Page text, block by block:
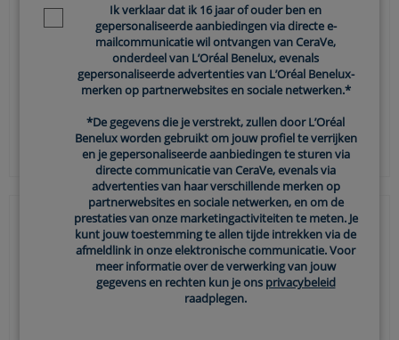
Hoe vaak SPF 50+ opnieuw aanbrengen
op het strand?
essentieel. Hoewel elke zonnebrand helpt, is SPF 50+
ideaal voor een hoge bescherming tegen UV-stralen…
Newsletter policyIk verklaar dat ik 16 jaar of ouder ben en
gepersonaliseerde aanbiedingen via directe e-
mailcommunicatie wil ontvangen van CeraVe,
onderdeel van L’Oréal Benelux, evenals
gepersonaliseerde advertenties van L’Oréal Benelux-
merken op partnerwebsites en sociale netwerken.*
*De gegevens die je verstrekt, zullen door L’Oréal
Benelux worden gebruikt om jouw profiel te verrijken
en je gepersonaliseerde aanbiedingen te sturen via
directe communicatie van CeraVe, evenals via
advertenties van haar verschillende merken op
partnerwebsites en sociale netwerken, en om de
prestaties van onze marketingactiviteiten te meten. Je
kunt jouw toestemming te allen tijde intrekken via de
afmeldlink in onze elektronische communicatie. Voor
meer informatie over de verwerking van jouw
gegevens en rechten kun je ons privacybeleid
raadplegen.